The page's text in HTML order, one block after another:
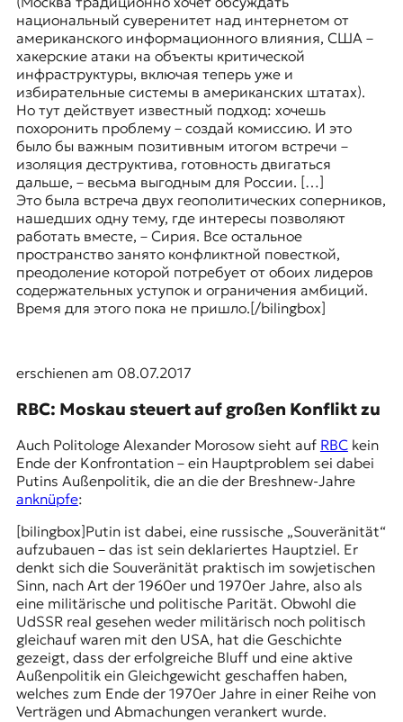
национальный суверенитет над интернетом от
американского информационного влияния, США –
хакерские атаки на объекты критической
инфраструктуры, включая теперь уже и
избирательные системы в американских штатах).
Но тут действует известный подход: хочешь
похоронить проблему – создай комиссию. И это
было бы важным позитивным итогом встречи –
изоляция деструктива, готовность двигаться
дальше, – весьма выгодным для России. […]
Это была встреча двух геополитических соперников,
нашедших одну тему, где интересы позволяют
работать вместе, – Сирия. Все остальное
пространство занято конфликтной повесткой,
преодоление которой потребует от обоих лидеров
содержательных уступок и ограничения амбиций.
Время для этого пока не пришло.[/bilingbox]
erschienen am 08.07.2017
RBC: Moskau steuert auf großen Konflikt zu
Auch Politologe Alexander Morosow sieht auf RBCkein
Ende der Konfrontation – ein Hauptproblem sei dabei
Putins Außenpolitik, die an die der Breshnew-Jahre
anknüpfe:
[bilingbox]Putin ist dabei, eine russische „Souveränität“
aufzubauen – das ist sein deklariertes Hauptziel. Er
denkt sich die Souveränität praktisch im sowjetischen
Sinn, nach Art der 1960er und 1970er Jahre, also als
eine militärische und politische Parität. Obwohl die
UdSSR real gesehen weder militärisch noch politisch
gleichauf waren mit den USA, hat die Geschichte
gezeigt, dass der erfolgreiche Bluff und eine aktive
Außenpolitik ein Gleichgewicht geschaffen haben,
welches zum Ende der 1970er Jahre in einer Reihe von
Verträgen und Abmachungen verankert wurde.